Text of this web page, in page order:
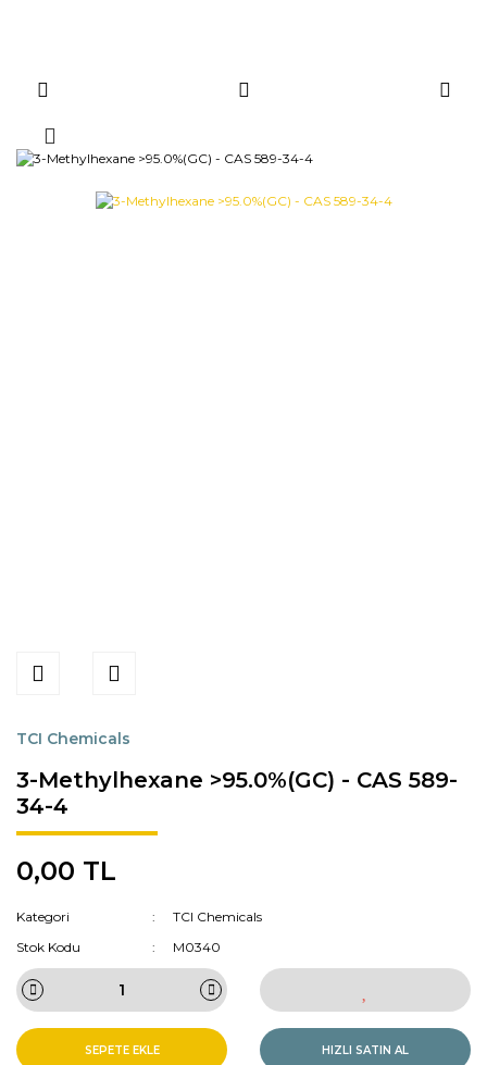
TCI Chemicals
3-Methylhexane >95.0%(GC) - CAS 589-
34-4
0,00 TL
Kategori
TCI Chemicals
Stok Kodu
M0340
SEPETE EKLE HIZLI SATIN AL